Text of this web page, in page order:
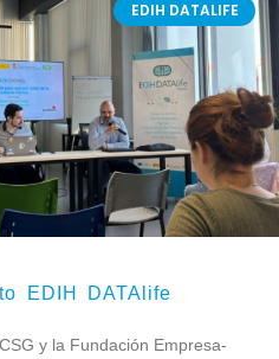
EDIH DATALIFE
EDIH DATAlife
y la Fundación Empresa-